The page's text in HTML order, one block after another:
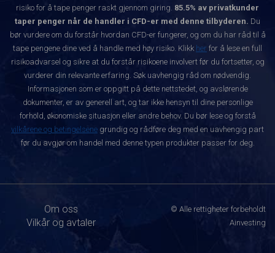
risiko for å tape penger raskt gjennom giring. 85.5% av privatkunder
taper penger når de handler i CFD-er med denne tilbyderen. Du
bør vurdere om du forstår hvordan CFD-er fungerer, og om du har råd til å
tape pengene dine ved å handle med høy risiko. Klikk her for å lese en full
risikoadvarsel og sikre at du forstår risikoene involvert før du fortsetter, og
vurderer din relevante erfaring. Søk uavhengig råd om nødvendig.
Informasjonen som er oppgitt på dette nettstedet, og avslørende
dokumenter, er av generell art, og tar ikke hensyn til dine personlige
forhold, økonomiske situasjon eller andre behov. Du bør lese og forstå
vilkårene og betingelsene grundig og rådføre deg med en uavhengig part
før du avgjør om handel med denne typen produkter passer for deg.
Om oss
Vilkår og avtaler
© Alle rettigheter forbeholdt
Ainvesting